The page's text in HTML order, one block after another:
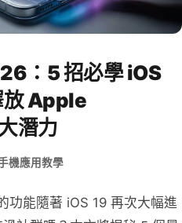
：5 招必學 iOS
放 Apple
潛力
機應用教學
功能隨著 iOS 19 再次大幅進